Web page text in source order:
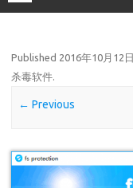
Published 2016年10月12日
杀毒软件.
← Previous